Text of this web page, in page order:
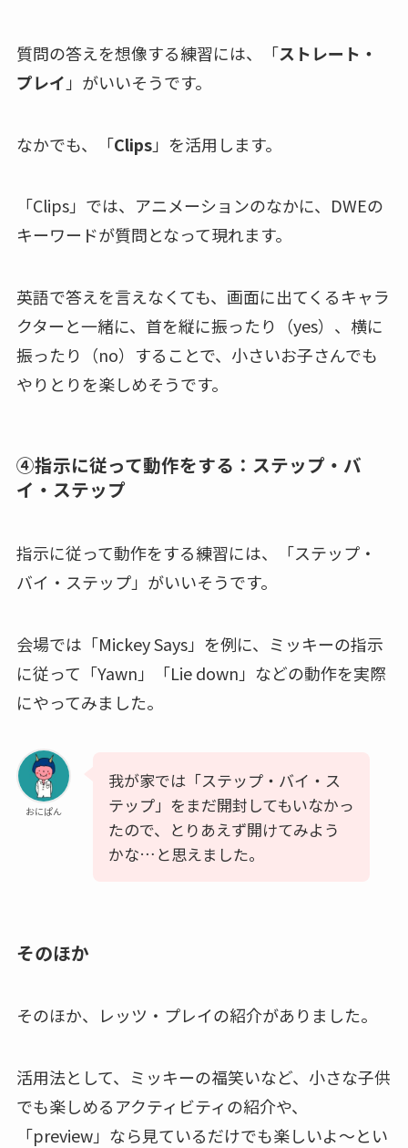
質問の答えを想像する練習には、「ストレート・
プレイ 」がいいそうです。
なかでも、「Clips」を活用します。
「Clips」では、アニメーションのなかに、DWEの
キーワードが質問となって現れます。
英語で答えを言えなくても、画面に出てくるキャラ
クターと一緒に、首を縦に振ったり（yes）、横に
振ったり（no）することで、小さいお子さんでも
やりとりを楽しめそうです。
④指示に従って動作をする：ステップ・バ
イ・ステップ
指示に従って動作をする練習には、「ステップ・
バイ・ステップ」がいいそうです。
会場では「Mickey Says」を例に、ミッキーの指示
に従って「Yawn」「Lie down」などの動作を実際
にやってみました。
おにぱん
我が家では「ステップ・バイ・ス
テップ」をまだ開封してもいなかっ
たので、とりあえず開けてみよう
かな…と思えました。
そのほか
そのほか、レッツ・プレイの紹介がありました。
活用法として、ミッキーの福笑いなど、小さな子供
でも楽しめるアクティビティの紹介や、
「preview」なら見ているだけでも楽しいよ～とい